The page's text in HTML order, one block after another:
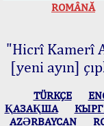
ROMÂNĂ
"Hicrî Kamerî
[yeni ayın]
TÜRKÇE
ҚАЗАҚША
AZӘRBAYCAN